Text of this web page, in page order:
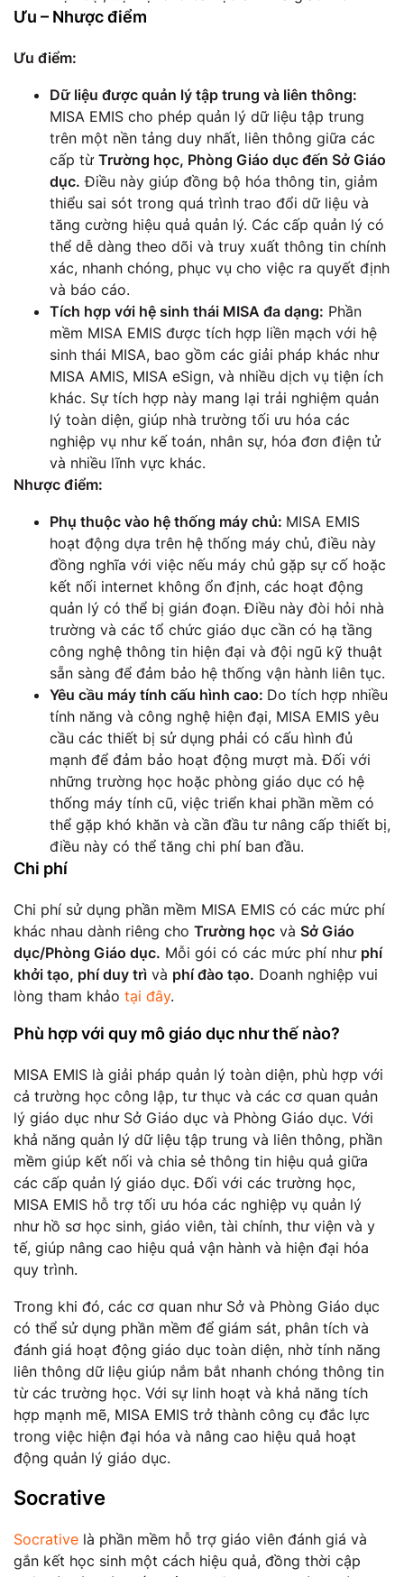
Ưu – Nhược điểm
Ưu điểm:
Dữ liệu được quản lý tập trung và liên thông:
MISA EMIS cho phép quản lý dữ liệu tập trung
trên một nền tảng duy nhất, liên thông giữa các
cấp từ Trường học, Phòng Giáo dục đến Sở Giáo
dục. Điều này giúp đồng bộ hóa thông tin, giảm
thiểu sai sót trong quá trình trao đổi dữ liệu và
tăng cường hiệu quả quản lý. Các cấp quản lý có
thể dễ dàng theo dõi và truy xuất thông tin chính
xác, nhanh chóng, phục vụ cho việc ra quyết định
và báo cáo.
Tích hợp với hệ sinh thái MISA đa dạng: Phần
mềm MISA EMIS được tích hợp liền mạch với hệ
sinh thái MISA, bao gồm các giải pháp khác như
MISA AMIS, MISA eSign, và nhiều dịch vụ tiện ích
khác. Sự tích hợp này mang lại trải nghiệm quản
lý toàn diện, giúp nhà trường tối ưu hóa các
nghiệp vụ như kế toán, nhân sự, hóa đơn điện tử
và nhiều lĩnh vực khác.
Nhược điểm:
Phụ thuộc vào hệ thống máy chủ: MISA EMIS
hoạt động dựa trên hệ thống máy chủ, điều này
đồng nghĩa với việc nếu máy chủ gặp sự cố hoặc
kết nối internet không ổn định, các hoạt động
quản lý có thể bị gián đoạn. Điều này đòi hỏi nhà
trường và các tổ chức giáo dục cần có hạ tầng
công nghệ thông tin hiện đại và đội ngũ kỹ thuật
sẵn sàng để đảm bảo hệ thống vận hành liên tục.
Yêu cầu máy tính cấu hình cao: Do tích hợp nhiều
tính năng và công nghệ hiện đại, MISA EMIS yêu
cầu các thiết bị sử dụng phải có cấu hình đủ
mạnh để đảm bảo hoạt động mượt mà. Đối với
những trường học hoặc phòng giáo dục có hệ
thống máy tính cũ, việc triển khai phần mềm có
thể gặp khó khăn và cần đầu tư nâng cấp thiết bị,
điều này có thể tăng chi phí ban đầu.
Chi phí
Chi phí sử dụng phần mềm MISA EMIS có các mức phí
khác nhau dành riêng cho Trường học và Sở Giáo
dục/Phòng Giáo dục. Mỗi gói có các mức phí như phí
khởi tạo, phí duy trì và phí đào tạo. Doanh nghiệp vui
lòng tham khảo tại đây.
Phù hợp với quy mô giáo dục như thế nào?
MISA EMIS là giải pháp quản lý toàn diện, phù hợp với
cả trường học công lập, tư thục và các cơ quan quản
lý giáo dục như Sở Giáo dục và Phòng Giáo dục. Với
khả năng quản lý dữ liệu tập trung và liên thông, phần
mềm giúp kết nối và chia sẻ thông tin hiệu quả giữa
các cấp quản lý giáo dục. Đối với các trường học,
MISA EMIS hỗ trợ tối ưu hóa các nghiệp vụ quản lý
như hồ sơ học sinh, giáo viên, tài chính, thư viện và y
tế, giúp nâng cao hiệu quả vận hành và hiện đại hóa
quy trình.
Trong khi đó, các cơ quan như Sở và Phòng Giáo dục
có thể sử dụng phần mềm để giám sát, phân tích và
đánh giá hoạt động giáo dục toàn diện, nhờ tính năng
liên thông dữ liệu giúp nắm bắt nhanh chóng thông tin
từ các trường học. Với sự linh hoạt và khả năng tích
hợp mạnh mẽ, MISA EMIS trở thành công cụ đắc lực
trong việc hiện đại hóa và nâng cao hiệu quả hoạt
động quản lý giáo dục.
Socrative
Socrative là phần mềm hỗ trợ giáo viên đánh giá và
gắn kết học sinh một cách hiệu quả, đồng thời cập